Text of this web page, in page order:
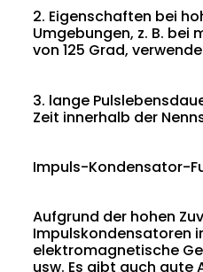
2. Eigenschaften bei
Umgebungen, z. B. bei
von 125 Grad,
3. lange
Zeit innerhalb der
Impuls-Kondensator-
Aufgrund der hohen
Impulskondensatoren
elektromagnetische
usw. Es gibt auch gute